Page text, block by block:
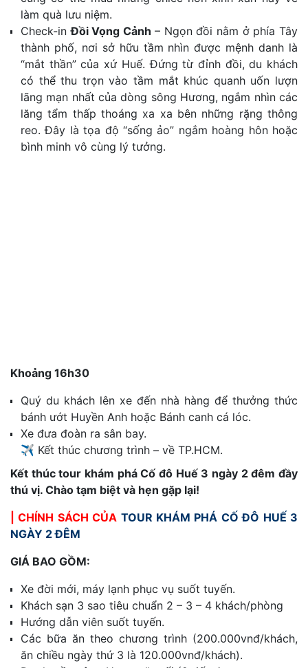
làm quà lưu niệm.
Check-inĐồi Vọng Cảnh – Ngọn đồi nằm ở phía Tây
thành phố, nơi sở hữu tầm nhìn được mệnh danh là
“mắt thần” của xứ Huế.Đứng từ đỉnh đồi, du khách
có thể thu trọn vào tầm mắt khúc quanh uốn lượn
lãng mạn nhất của dòng sông Hương, ngắm nhìn các
lăng tẩm thấp thoáng xa xa bên những rặng thông
reo.Đây là tọa độ “sống ảo” ngắm hoàng hôn hoặc
bình minh vô cùng lý tưởng.
Khoảng 16h30
Quý du khách lên xe đến nhà hàng để thưởng thức
bánh ướt Huyền Anh hoặc Bánh canh cá lóc.
Xe đưa đoàn ra sân bay.
✈️ Kết thúc chương trình – về TP.HCM.
Kết thúc tour khám phá Cố đô Huế 3 ngày 2 đêm đầy
thú vị. Chào tạm biệt và hẹn gặp lại!
| CHÍNH SÁCH CỦA TOUR KHÁM PHÁ CỐ ĐÔ HUẾ 3
NGÀY 2 ĐÊM
GIÁ BAO GỒM:
Xe đời mới, máy lạnh phục vụ suốt tuyến.
Khách sạn 3 sao tiêu chuẩn 2 – 3 – 4 khách/phòng
Hướng dẫn viên suốt tuyến.
Các bữa ăn theo chương trình (200.000vnđ/khách,
ăn chiều ngày thứ 3 là 120.000vnđ/khách).